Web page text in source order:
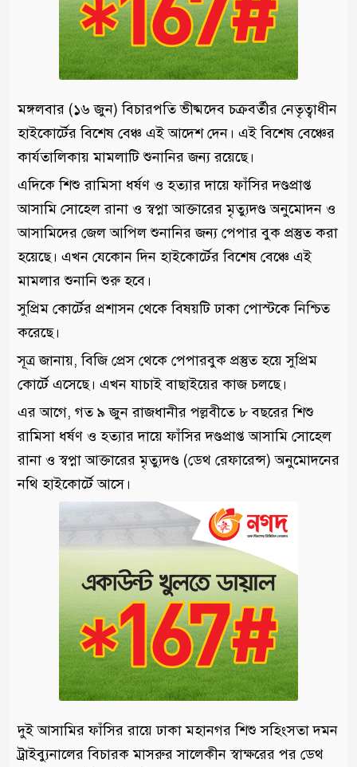
মঙ্গলবার (১৬ জুন) বিচারপতি ভীষ্মদেব চক্রবর্তীর নেতৃত্বাধীন
হাইকোর্টের বিশেষ বেঞ্চ এই আদেশ দেন। এই বিশেষ বেঞ্চের
কার্যতালিকায় মামলাটি শুনানির জন্য রয়েছে।
এদিকে শিশু রামিসা ধর্ষণ ও হত্যার দায়ে ফাঁসির দণ্ডপ্রাপ্ত
আসামি সোহেল রানা ও স্বপ্না আক্তারের মৃত্যুদণ্ড অনুমোদন ও
আসামিদের জেল আপিল শুনানির জন্য পেপার বুক প্রস্তুত করা
হয়েছে। এখন যেকোন দিন হাইকোর্টের বিশেষ বেঞ্চে এই
মামলার শুনানি শুরু হবে।
সুপ্রিম কোর্টের প্রশাসন থেকে বিষয়টি ঢাকা পোস্টকে নিশ্চিত
করেছে।
সূত্র জানায়, বিজি প্রেস থেকে পেপারবুক প্রস্তুত হয়ে সুপ্রিম
কোর্টে এসেছে। এখন যাচাই বাছাইয়ের কাজ চলছে।
এর আগে, গত ৯ জুন রাজধানীর পল্লবীতে ৮ বছরের শিশু
রামিসা ধর্ষণ ও হত্যার দায়ে ফাঁসির দণ্ডপ্রাপ্ত আসামি সোহেল
রানা ও স্বপ্না আক্তারের মৃত্যুদণ্ড (ডেথ রেফারেন্স) অনুমোদনের
নথি হাইকোর্টে আসে।
দুই আসামির ফাঁসির রায়ে ঢাকা মহানগর শিশু সহিংসতা দমন
ট্রাইব্যুনালের বিচারক মাসরুর সালেকীন স্বাক্ষরের পর ডেথ